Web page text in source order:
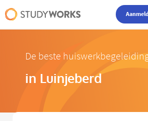
De beste
in Luinjeberd